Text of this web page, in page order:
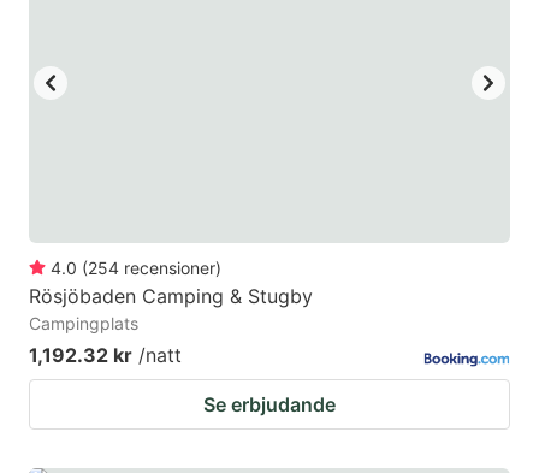
4.0 (254 recensioner)
Rösjöbaden Camping & Stugby
Campingplats
1,192.32 kr /natt
Se erbjudande